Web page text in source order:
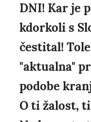
DNI! Kar je
kdorkoli s
čestital!
"aktualna"
podobe
O ti žalost,